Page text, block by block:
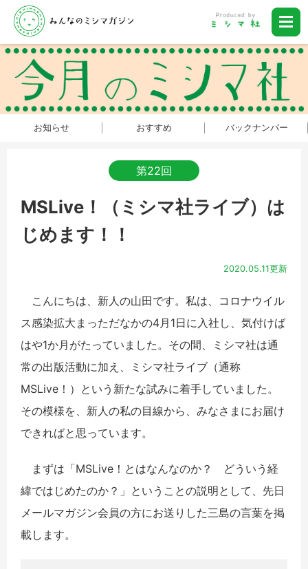
お知らせ おすすめ バックナンバー
第22回
MSLive！（ミシマ社ライブ）は
じめます！！
2020.05.11更新
こんにちは、新人の山田です。私は、コロナウイル
ス感染拡大まっただなかの4月1日に入社し、気付けば
はや1か月がたっていました。その間、ミシマ社は通
常の出版活動に加え、ミシマ社ライブ（通称
MSLive！）という新たな試みに着手していました。
その模様を、新人の私の目線から、みなさまにお届け
できればと思っています。
まずは「MSLive！とはなんなのか？ どういう経
緯ではじめたのか？」ということの説明として、先日
メールマガジン会員の方にお送りした三島の言葉を掲
載します。